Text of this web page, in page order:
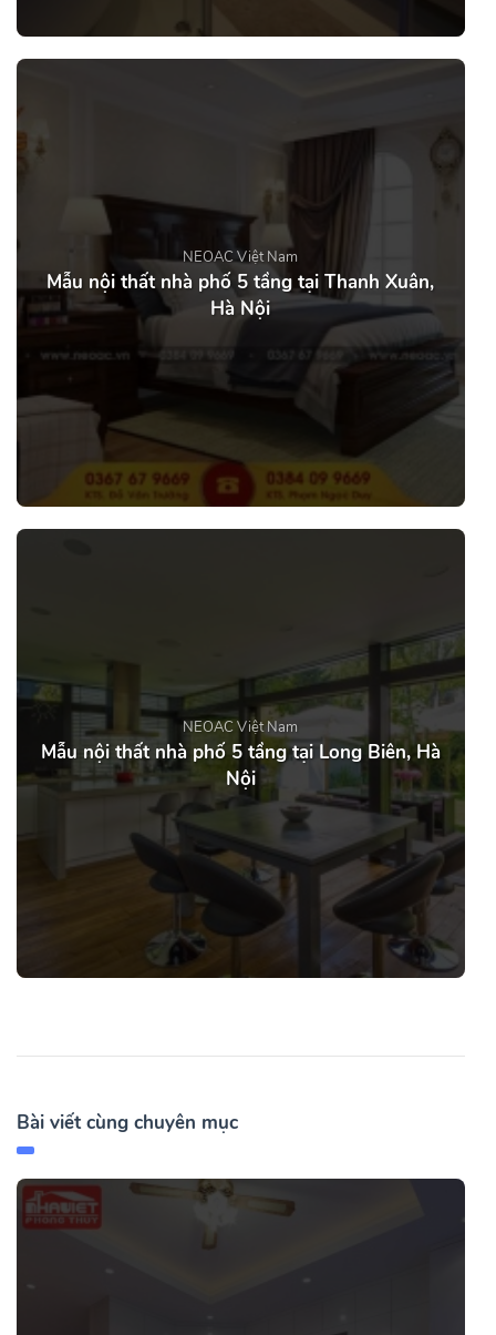
NEOAC Việt Nam
Mẫu nội thất nhà phố 5 tầng tại Thanh Xuân,
Hà Nội
NEOAC Việt Nam
Mẫu nội thất nhà phố 5 tầng tại Long Biên, Hà
Nội
Bài viết cùng chuyên mục